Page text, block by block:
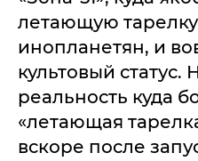
летающую
инопланетян, и
культовый статус.
реальность куда
«летающая
вскоре после